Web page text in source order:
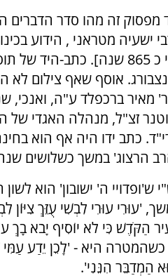
מפסוק זה מהו סדר הדברים
ישעיה מטראני , הידוע
באיטליה ב- 1160 [לפני כ 865
מאיר ברכפלד ע"ה, ואנכי,
זצ"ל, מנהלה האגדי של
כתב ידו היה אף הוא
הרצוג' במשך כשלושים
ה' ישובון' הוא לשון
'עוּרִי עוּרִי לִבְשִׁי עֻזֵּךְ צִיּוֹן
הַקֹּדֶשׁ כִּי לֹא יוֹסִיף יָבֹא בָךְ
היא - 'לָכֵן יֵדַע עַמִּי
הַמְדַבֵּר הִנֵּנִי'.